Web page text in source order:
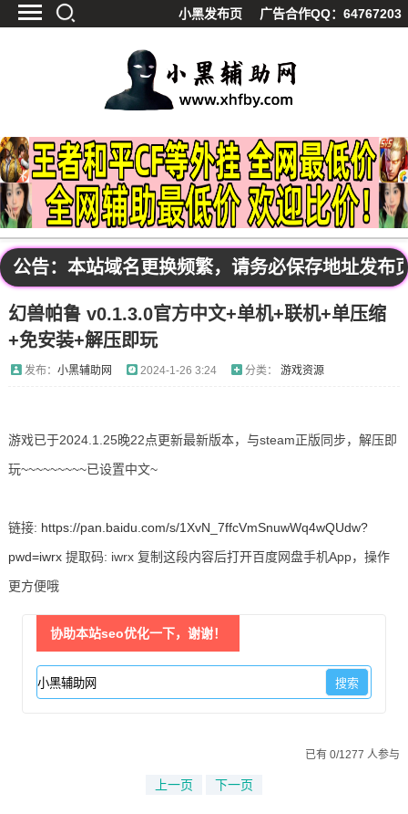
小黑发布页 广告合作QQ：64767203
精品软件
源码分享
资源宝库
影视解析
站内公告
公告：本站域名更换频繁，请务必保存地址发布
幻兽帕鲁 v0.1.3.0官方中文+单机+联机+单压缩
+免安装+解压即玩
发布： 小黑辅助网 2024-1-26 3:24 分类： 游戏资源
游戏已于2024.1.25晚22点更新最新版本，与steam正版同步，解压即
玩~~~~~~~~~已设置中文~
链接: https://pan.baidu.com/s/1XvN_7ffcVmSnuwWq4wQUdw?
pwd=iwrx提取码: iwrx 复制这段内容后打开百度网盘手机App，操作
更方便哦
协助本站seo优化一下，谢谢！
已有 0/1277 人参与
上一页 下一页